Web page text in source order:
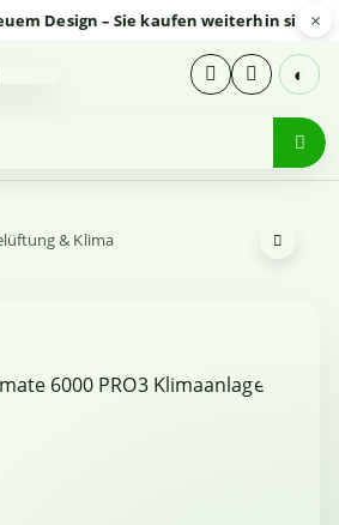
– Sie kaufen weiterhin sicher und
×
◐
& Klima